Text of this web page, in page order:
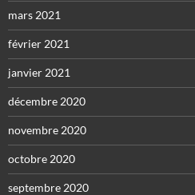
mars 2021
février 2021
janvier 2021
décembre 2020
novembre 2020
octobre 2020
septembre 2020